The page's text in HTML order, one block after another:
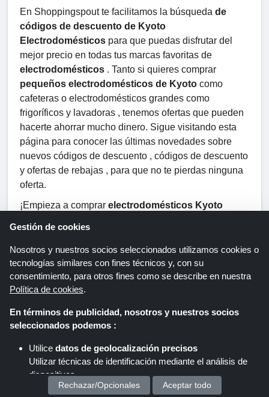
En Shoppingspout te facilitamos la búsqueda de
códigos de descuento de Kyoto
Electrodomésticos para que puedas disfrutar del
mejor precio en todas tus marcas favoritas de
electrodomésticos . Tanto si quieres comprar
pequeños electrodomésticos de Kyoto como
cafeteras o electrodomésticos grandes como
frigoríficos y lavadoras , tenemos ofertas que pueden
hacerte ahorrar mucho dinero. Sigue visitando esta
página para conocer las últimas novedades sobre
nuevos códigos de descuento , códigos de descuento
y ofertas de rebajas , para que no te pierdas ninguna
oferta.
¡Empieza a comprar electrodomésticos Kyoto
Tiendas relacionadas
Coofandy
PCbox
Elementor
Gestión de cookies
Nosotros y nuestros socios seleccionados utilizamos cookies o
tecnologías similares con fines técnicos y, con su
consentimiento, para otros fines como se describe en nuestra
Política de cookies.
En términos de publicidad, nosotros y nuestros socios
seleccionados podemos :
Utilice datos de geolocalización precisos
Utilizar técnicas de identificación mediante el análisis de
dispositivos.
Almacenar y/o acceder a información en un dispositivo
Rechazar/Opcionales Aceptar todo